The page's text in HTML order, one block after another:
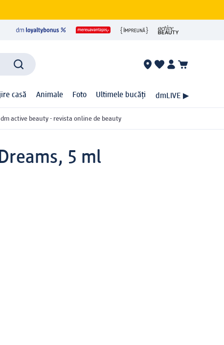
casă Animale Foto Ultimele bucăți dmLIVE ▶
dm active beauty - revista online de beauty
5 ml